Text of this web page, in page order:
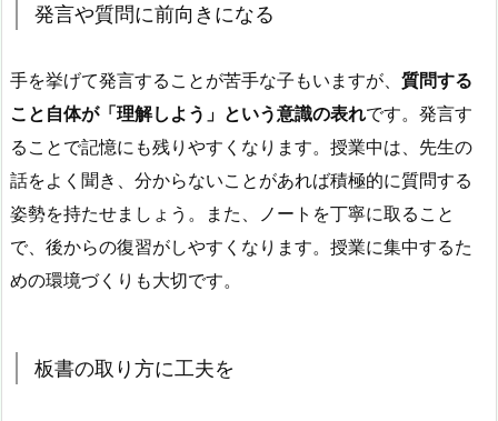
発言や質問に前向きになる
手を挙げて発言することが苦手な子もいますが、 質問する
こと自体が「理解しよう」という意識の表れです。発言す
ることで記憶にも残りやすくなります。 授業中は、先生の
話をよく聞き、分からないことがあれば積極的に質問する
姿勢を持たせましょう。
また、ノートを丁寧に取ること
で、後からの復習がしやすくなります。 授業に集中するた
めの環境づくりも大切です。
板書の取り方に工夫を